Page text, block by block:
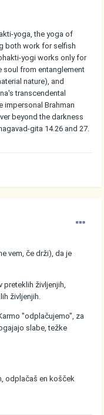
yoga, the yoga of
both work for selfish
yogi works only for
soul from entanglement
nature), and
transcendental
impersonal Brahman
beyond the darkness
gita 14.26 and 27.
vem, če drži), da je
življenjih,
življenjih.
"odplačujemo", za
slabe, težke
odplačaš en košček